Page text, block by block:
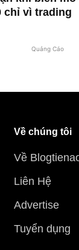
chỉ vì trading
Quảng Cáo
Về chúng tôi
Về
Liên Hệ
Advertise
Tuyển dụng